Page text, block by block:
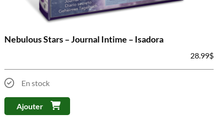
Nebulous Stars – Journal Intime – Isadora
28.99$
En stock
Ajouter